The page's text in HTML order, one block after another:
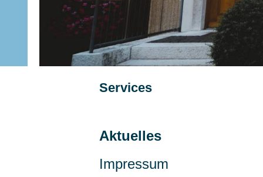
Subnavigation
Services
Aktuelles
Impressum